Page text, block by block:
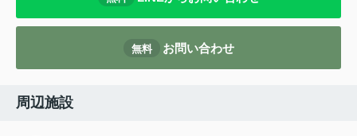
無料 お問い合わせ
周辺施設